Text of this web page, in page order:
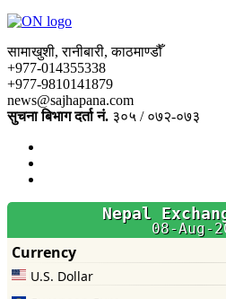
सामाखुशी, रानीबारी, काठमाण्डौँ
+977-014355338
+977-9810141879
news@sajhapana.com
सुचना बिभाग दर्ता नं. ३०५ / ०७२-०७३